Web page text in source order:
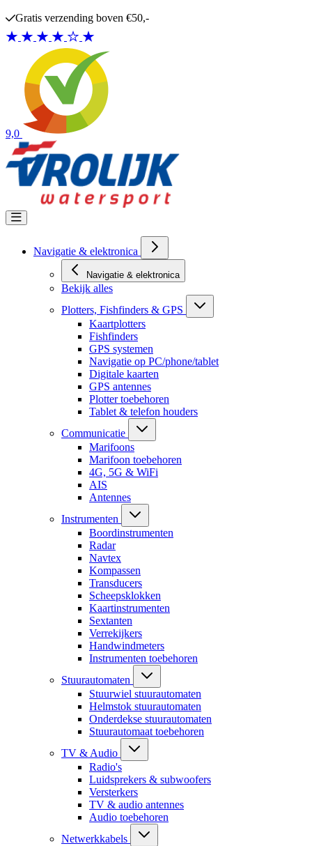
Gratis verzending boven €50,-
9,0
Navigatie & elektronica
Navigatie & elektronica
Bekijk alles
Plotters, Fishfinders & GPS
Kaartplotters
Fishfinders
GPS systemen
Navigatie op PC/phone/tablet
Digitale kaarten
GPS antennes
Plotter toebehoren
Tablet & telefon houders
Communicatie
Marifoons
Marifoon toebehoren
4G, 5G & WiFi
AIS
Antennes
Instrumenten
Boordinstrumenten
Radar
Navtex
Kompassen
Transducers
Scheepsklokken
Kaartinstrumenten
Sextanten
Verrekijkers
Handwindmeters
Instrumenten toebehoren
Stuurautomaten
Stuurwiel stuurautomaten
Helmstok stuurautomaten
Onderdekse stuurautomaten
Stuurautomaat toebehoren
TV & Audio
Radio's
Luidsprekers & subwoofers
Versterkers
TV & audio antennes
Audio toebehoren
Netwerkkabels